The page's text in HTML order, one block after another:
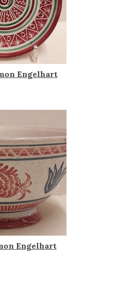
Engelhart
Engelhart